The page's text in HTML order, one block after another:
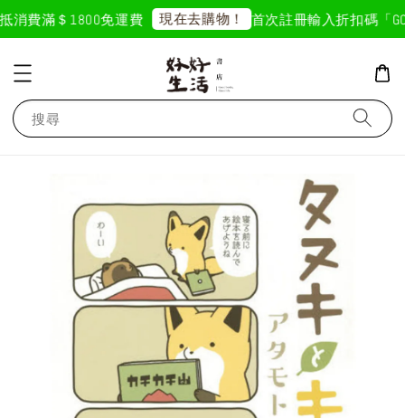
消費滿＄1800免運費 現在去購物！ 首次註冊輸入折扣碼「
搜尋
3 天前